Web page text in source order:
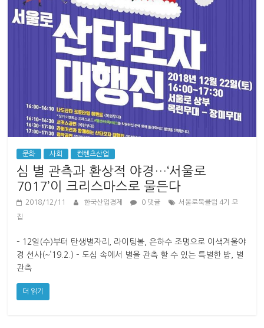
문화 사회 컨텐츠산업
심 별 관측과 환상적 야경…‘서울로
7017’이 크리스마스로 물든다
2018/12/11 한국산업경제 0 댓글 서울로북클럽 4기 모
집
– 12일(수)부터 탄생별자리, 라이팅볼, 은하수 조명으로 이색겨울야
경 선사(~’19.2.) – 도심 속에서 별을 관측 할 수 있는 특별한 밤, 별
관측
더 읽기